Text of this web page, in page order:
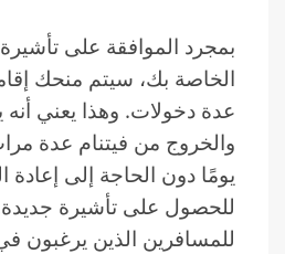
بمجرد الموافقة على تأشيرة
عدة دخولات. وهذا يعني
يومًا دون الحاجة إلى إعادة
للحصول على تأشيرة جديدة.
للمسافرين الذين يرغبون